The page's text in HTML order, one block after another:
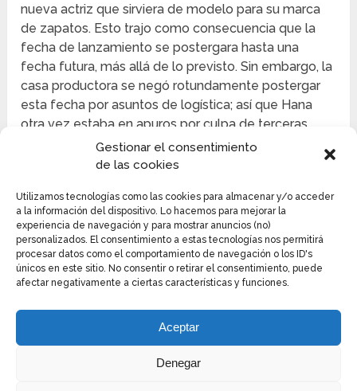
Gestionar el consentimiento
de las cookies
Utilizamos tecnologías como las cookies para almacenar y/o acceder
a la información del dispositivo. Lo hacemos para mejorar la
experiencia de navegación y para mostrar anuncios (no)
personalizados. El consentimiento a estas tecnologías nos permitirá
procesar datos como el comportamiento de navegación o los ID's
únicos en este sitio. No consentir o retirar el consentimiento, puede
afectar negativamente a ciertas características y funciones.
Aceptar
Denegar
nueva actriz que sirviera de modelo para su marca
de zapatos. Esto trajo como consecuencia que la
fecha de lanzamiento se postergara hasta una
fecha futura, más allá de lo previsto. Sin embargo, la
casa productora se negó rotundamente postergar
esta fecha por asuntos de logística; así que Hana
otra vez estaba en apuros por culpa de terceras
empresa que le diera una segunda oportunidad para
trabajar a su modo, pero recibió otro rechazo por
parte de la gerencia. Para completar su mala suerte,
desde lo más alto le ordenaron devolver un
centenar de cajas con zapatos a la oficina.
El Jefe de Hana le pidió que vendiera esos zapatos
lo antes posible para pagar una indemnización. En el
fondo, la protagonista de The Time We Were Not In
Love se enojó por recibir tantas órdenes en tan